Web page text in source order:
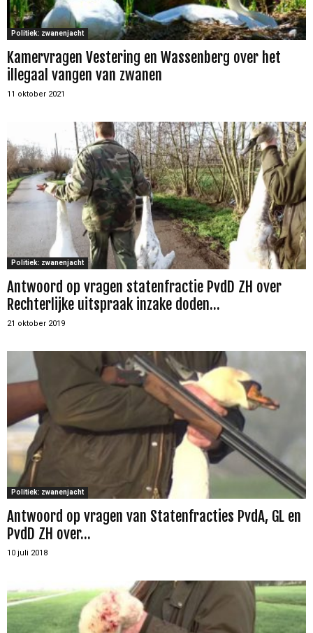
Politiek: zwanenjacht
Kamervragen Vestering en Wassenberg over het
illegaal vangen van zwanen
11 oktober 2021
Politiek: zwanenjacht
Antwoord op vragen statenfractie PvdD ZH over
Rechterlijke uitspraak inzake doden...
21 oktober 2019
Politiek: zwanenjacht
Antwoord op vragen van Statenfracties PvdA, GL en
PvdD ZH over...
10 juli 2018